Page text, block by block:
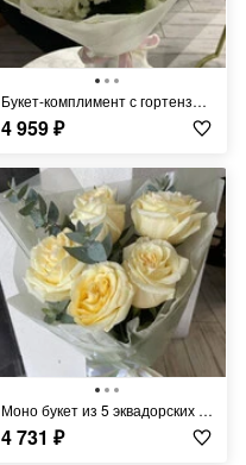
Букет-комплимент с гортензией, розами и диантусами
4 959₽
Моно букет из 5 эквадорских молочных роз
4 731 ₽